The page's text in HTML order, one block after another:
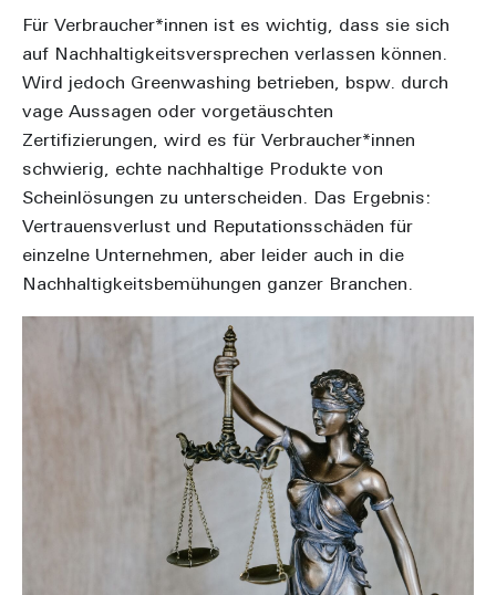
Für Verbraucher*innen ist es wichtig, dass sie sich
auf Nachhaltigkeitsversprechen verlassen können.
Wird jedoch Greenwashing betrieben, bspw. durch
vage Aussagen oder vorgetäuschten
Zertifizierungen, wird es für Verbraucher*innen
schwierig, echte nachhaltige Produkte von
Scheinlösungen zu unterscheiden. Das Ergebnis:
Vertrauensverlust und Reputationsschäden für
einzelne Unternehmen, aber leider auch in die
Nachhaltigkeitsbemühungen ganzer Branchen.